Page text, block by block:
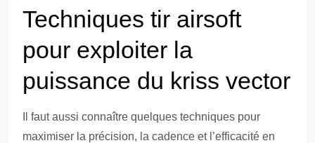
Techniques tir airsoft
pour exploiter la
puissance du kriss vector
Il faut aussi connaître quelques techniques pour
maximiser la précision, la cadence et l’efficacité en